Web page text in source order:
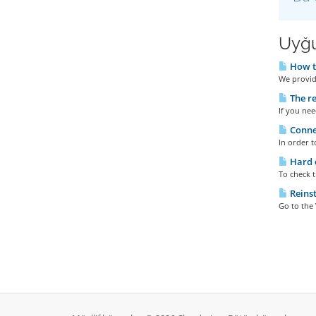
How
We
The
If you
In order
Hard
To check
Go to the